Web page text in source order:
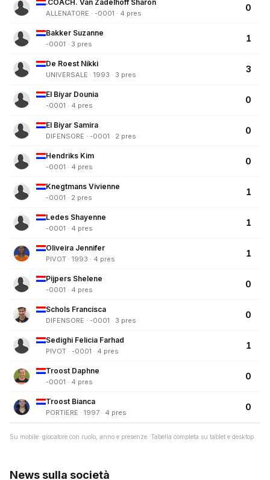
.COACH. Van Zadelhoff Sharon
ALLENATORE · -0001 · 4 pres
0
Bakker Suzanne
-0001 · 3 pres
1
De Roest Nikki
UNIVERSALE · 1993 · 3 pres
3
El Biyar Dounia
-0001 · 4 pres
0
El Biyar Samira
DIFENSORE · -0001 · 2 pres
0
Hendriks Kim
-0001 · 4 pres
0
Knegtmans Vivienne
-0001 · 2 pres
1
Ledes Shayenne
-0001 · 4 pres
1
Oliveira Jennifer
PIVOT · 1993 · 4 pres
1
Pijpers Shelene
-0001 · 4 pres
0
Schols Francisca
DIFENSORE · -0001 · 3 pres
0
Sedighi Felicia Farhad
PIVOT · -0001 · 4 pres
1
Troost Daphne
-0001 · 4 pres
0
Troost Bianca
PORTIERE · 1997 · 4 pres
0
Su mobile: giocatore con ruolo, anno e presenze. Tabella completa su tablet e desktop.
News sulla società